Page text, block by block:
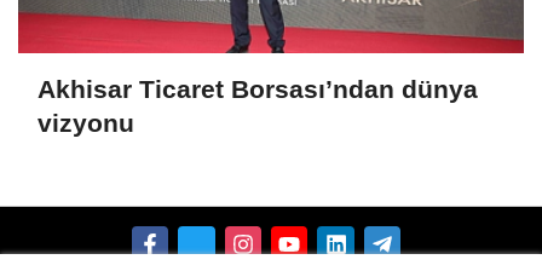
Akhisar Ticaret Borsası’ndan dünya
vizyonu